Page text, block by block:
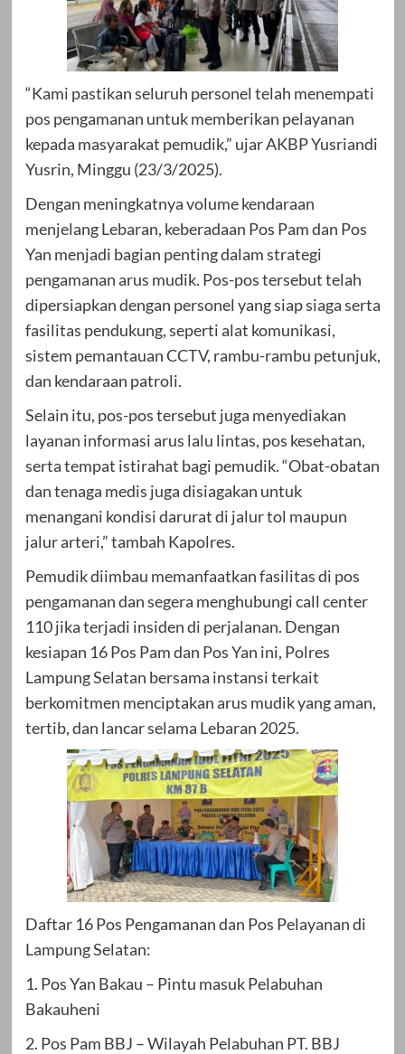
“Kami pastikan seluruh personel telah menempati
pos pengamanan untuk memberikan pelayanan
kepada masyarakat pemudik,” ujar AKBP Yusriandi
Yusrin, Minggu (23/3/2025).
Dengan meningkatnya volume kendaraan
menjelang Lebaran, keberadaan Pos Pam dan Pos
Yan menjadi bagian penting dalam strategi
pengamanan arus mudik. Pos-pos tersebut telah
dipersiapkan dengan personel yang siap siaga serta
fasilitas pendukung, seperti alat komunikasi,
sistem pemantauan CCTV, rambu-rambu petunjuk,
dan kendaraan patroli.
Selain itu, pos-pos tersebut juga menyediakan
layanan informasi arus lalu lintas, pos kesehatan,
serta tempat istirahat bagi pemudik. “Obat-obatan
dan tenaga medis juga disiagakan untuk
menangani kondisi darurat di jalur tol maupun
jalur arteri,” tambah Kapolres.
Pemudik diimbau memanfaatkan fasilitas di pos
pengamanan dan segera menghubungi call center
110 jika terjadi insiden di perjalanan. Dengan
kesiapan 16 Pos Pam dan Pos Yan ini, Polres
Lampung Selatan bersama instansi terkait
berkomitmen menciptakan arus mudik yang aman,
tertib, dan lancar selama Lebaran 2025.
Daftar 16 Pos Pengamanan dan Pos Pelayanan di
Lampung Selatan:
1. Pos Yan Bakau – Pintu masuk Pelabuhan
Bakauheni
2. Pos Pam BBJ – Wilayah Pelabuhan PT. BBJ